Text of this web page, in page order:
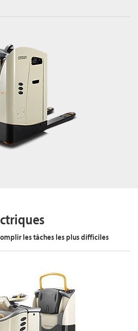
kg
fixe
la série RT
les tâches les plus difficiles